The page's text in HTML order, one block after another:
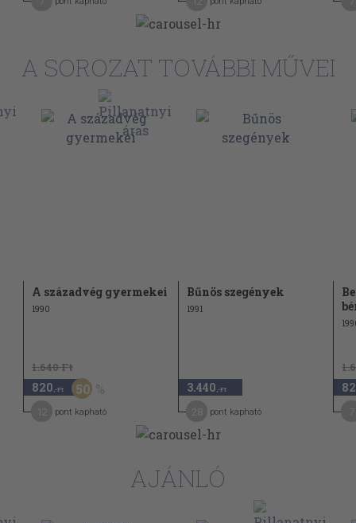
báró"
A SOROZAT TOVÁBBI MŰVEI
A századvég gyermekei
1990
1.640 Ft
820 ,-Ft 50
pont kapható
Bűnös szegények
1991
3.440 ,-Ft
pont kapható
AJÁNLÓ